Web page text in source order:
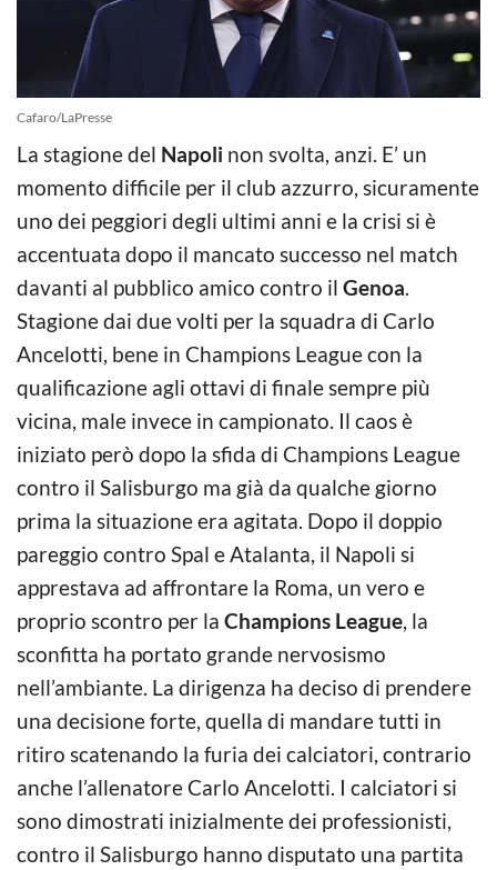
Cafaro/LaPresse
La stagione del Napoli non svolta, anzi. E’ un
momento difficile per il club azzurro, sicuramente
uno dei peggiori degli ultimi anni e la crisi si è
accentuata dopo il mancato successo nel match
davanti al pubblico amico contro il Genoa.
Stagione dai due volti per la squadra di Carlo
Ancelotti, bene in Champions League con la
qualificazione agli ottavi di finale sempre più
vicina, male invece in campionato. Il caos è
iniziato però dopo la sfida di Champions League
contro il Salisburgo ma già da qualche giorno
prima la situazione era agitata. Dopo il doppio
pareggio contro Spal e Atalanta, il Napoli si
apprestava ad affrontare la Roma, un vero e
proprio scontro per la Champions League, la
sconfitta ha portato grande nervosismo
nell’ambiante. La dirigenza ha deciso di prendere
una decisione forte, quella di mandare tutti in
ritiro scatenando la furia dei calciatori, contrario
anche l’allenatore Carlo Ancelotti. I calciatori si
sono dimostrati inizialmente dei professionisti,
contro il Salisburgo hanno disputato una partita